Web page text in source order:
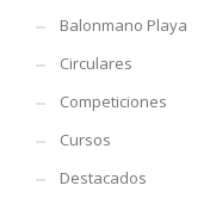
Balonmano Playa
Circulares
Competiciones
Cursos
Destacados